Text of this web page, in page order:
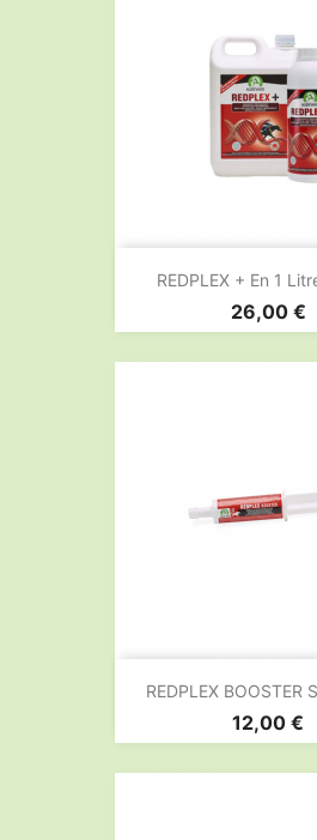
REDPLEX + En 1
Prix
26,00 €
REDPLEX BOOSTER
Prix
12,00 €